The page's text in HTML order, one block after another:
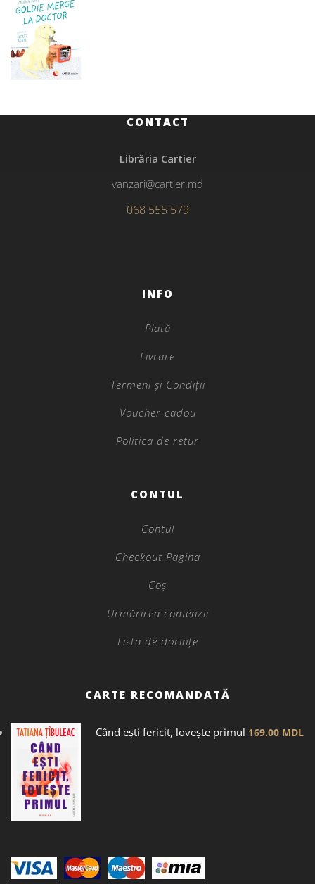
CONTACT
Librăria Cartier
vanzari@cartier.md
068 555 579
INFO
Plată
Livrare
Termeni și Condiții
Voucher cadou
Politica de retur
CONTUL
Contul
Checkout Pagina
Coș
Urmărirea comenzii
Lista de dorințe
CARTE RECOMANDATĂ
Când ești fericit, lovește primul 169.00 MDL